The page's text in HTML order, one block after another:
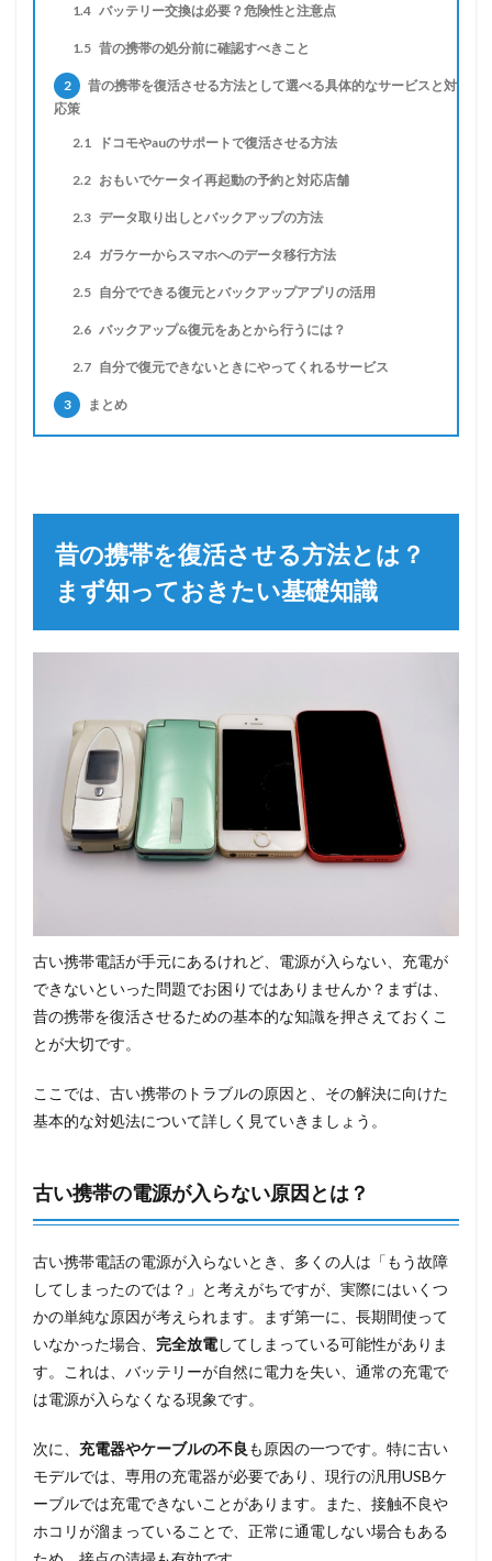
1.4 バッテリー交換は必要？危険性と注意点
1.5 昔の携帯の処分前に確認すべきこと
2
昔の携帯を復活させる方法として選べる具体的なサービスと対
応策
2.1 ドコモやauのサポートで復活させる方法
2.2 おもいでケータイ再起動の予約と対応店舗
2.3 データ取り出しとバックアップの方法
2.4 ガラケーからスマホへのデータ移行方法
2.5 自分でできる復元とバックアップアプリの活用
2.6 バックアップ&復元をあとから行うには？
2.7 自分で復元できないときにやってくれるサービス
3 まとめ
昔の携帯を復活させる方法とは？
まず知っておきたい基礎知識
古い携帯電話が手元にあるけれど、電源が入らない、充電が
できないといった問題でお困りではありませんか？まずは、
昔の携帯を復活させるための基本的な知識を押さえておくこ
とが大切です。
ここでは、古い携帯のトラブルの原因と、その解決に向けた
基本的な対処法について詳しく見ていきましょう。
古い携帯の電源が入らない原因とは？
古い携帯電話の電源が入らないとき、多くの人は「もう故障
してしまったのでは？」と考えがちですが、実際にはいくつ
かの単純な原因が考えられます。まず第一に、長期間使って
いなかった場合、 完全放電してしまっている可能性がありま
す。これは、バッテリーが自然に電力を失い、通常の充電で
は電源が入らなくなる現象です。
次に、 充電器やケーブルの不良も原因の一つです。特に古い
モデルでは、専用の充電器が必要であり、現行の汎用USBケ
ーブルでは充電できないことがあります。また、接触不良や
ホコリが溜まっていることで、正常に通電しない場合もある